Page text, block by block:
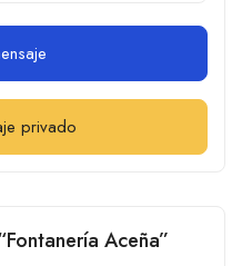
privado
Aceña”